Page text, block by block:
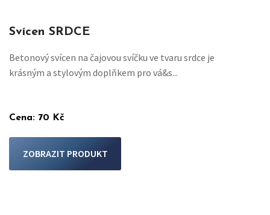
Svícen SRDCE
Betonový svícen na čajovou svíčku ve tvaru srdce je
krásným a stylovým doplňkem pro vá&s...
Cena: 70 Kč
ZOBRAZIT PRODUKT